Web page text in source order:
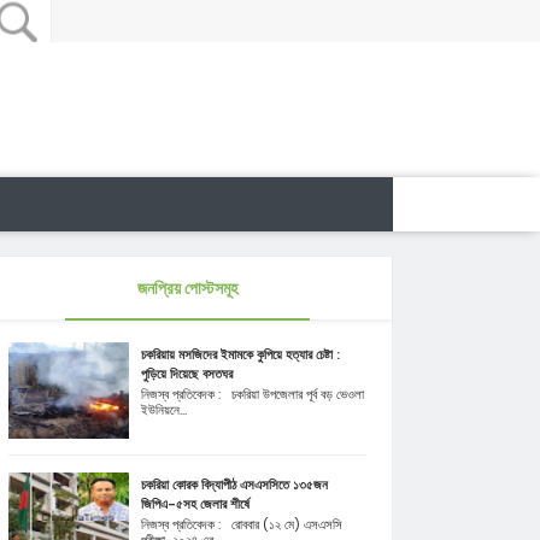
জনপ্রিয় পোস্টসমূহ
চকরিয়ায় মসজিদের ইমামকে কুপিয়ে হত্যার চেষ্টা :
পুড়িয়ে দিয়েছে বসতঘর
নিজস্ব প্রতিবেদক : চকরিয়া উপজেলার পূর্ব বড় ভেওলা
ইউনিয়নে...
চকরিয়া কোরক বিদ্যাপীঠ এসএসসিতে ১৩৫জন
জিপিএ-৫সহ জেলার শীর্ষে
নিজস্ব প্রতিবেদক : রোববার (১২ মে) এসএসসি